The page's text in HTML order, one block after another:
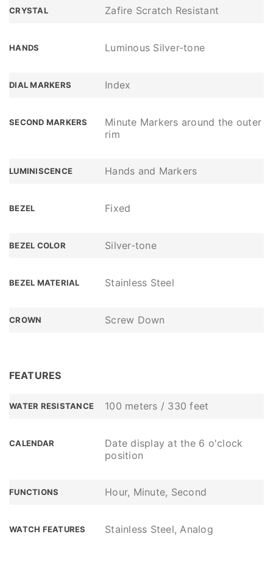
CRYSTAL Zafire Scratch Resistant
HANDS Luminous Silver-tone
DIAL MARKERS Index
SECOND MARKERS
Minute Markers around the outer
rim
LUMINISCENCE Hands and Markers
BEZEL Fixed
BEZEL COLOR Silver-tone
BEZEL MATERIAL Stainless Steel
CROWN Screw Down
FEATURES
WATER RESISTANCE 100 meters / 330 feet
CALENDAR
Date display at the 6 o'clock
position
FUNCTIONS Hour, Minute, Second
WATCH FEATURES Stainless Steel, Analog